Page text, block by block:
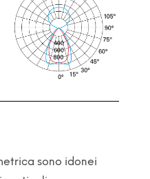
sono idonei